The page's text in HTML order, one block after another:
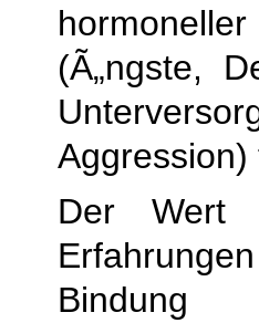
(Ã„ngste,
Der Wert